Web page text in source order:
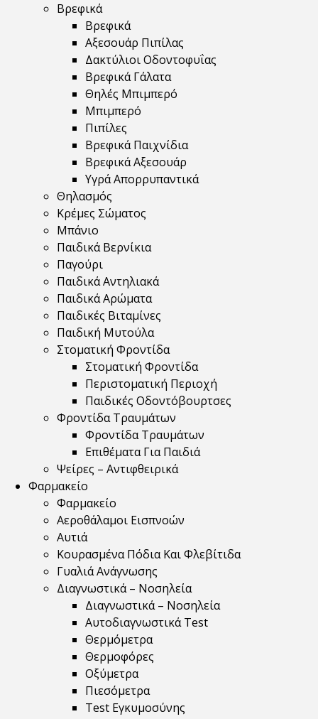
Βρεφικά
Βρεφικά
Αξεσουάρ Πιπίλας
Δακτύλιοι Οδοντοφυΐας
Βρεφικά Γάλατα
Θηλές Μπιμπερό
Μπιμπερό
Πιπίλες
Βρεφικά Παιχνίδια
Βρεφικά Αξεσουάρ
Υγρά Απορρυπαντικά
Θηλασμός
Κρέμες Σώματος
Μπάνιο
Παιδικά Βερνίκια
Παγούρι
Παιδικά Αντηλιακά
Παιδικά Αρώματα
Παιδικές Βιταμίνες
Παιδική Μυτούλα
Στοματική Φροντίδα
Στοματική Φροντίδα
Περιστοματική Περιοχή
Παιδικές Οδοντόβουρτσες
Φροντίδα Τραυμάτων
Φροντίδα Τραυμάτων
Επιθέματα Για Παιδιά
Ψείρες – Αντιφθειρικά
Φαρμακείο
Φαρμακείο
Αεροθάλαμοι Εισπνοών
Αυτιά
Κουρασμένα Πόδια Και Φλεβίτιδα
Γυαλιά Ανάγνωσης
Διαγνωστικά – Νοσηλεία
Διαγνωστικά – Νοσηλεία
Αυτοδιαγνωστικά Test
Θερμόμετρα
Θερμοφόρες
Οξύμετρα
Πιεσόμετρα
Test Εγκυμοσύνης